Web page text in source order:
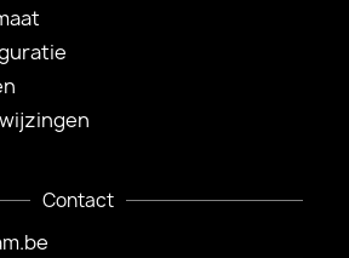
Contact